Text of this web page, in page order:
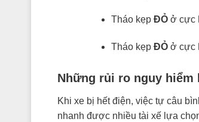
Tháo kẹp ĐỎở cực
Tháo kẹp ĐỎở cực
Những rủi ro nguy
Khi xe bị hết điện, việc tự câu
nhanh được nhiều tài xế lựa